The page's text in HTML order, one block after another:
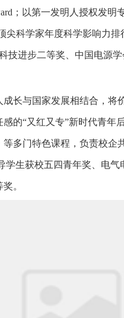
；以第一发明人授权发
尖科学家年度科学影响力
技进步二等奖、中国电源
长与国家发展相结合，将
的“又红又专”新时代青年
多门特色课程，负责校企
学生获校五四青年奖、电
。